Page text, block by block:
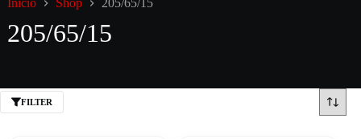
Inicio Shop 205/65/15
205/65/15
FILTER